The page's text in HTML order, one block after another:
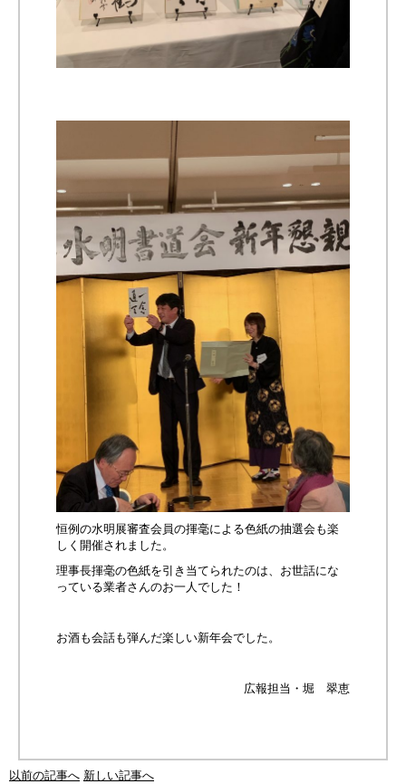
恒例の水明展審査会員の揮毫による色紙の抽選会も楽
しく開催されました。
理事長揮毫の色紙を引き当てられたのは、お世話にな
っている業者さんのお一人でした！
お酒も会話も弾んだ楽しい新年会でした。
広報担当・堀 翠恵
以前の記事へ 新しい記事へ